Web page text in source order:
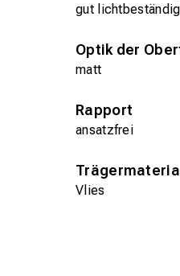
gut lichtbeständig
Optik der
matt
Rapport
ansatzfrei
Vlies